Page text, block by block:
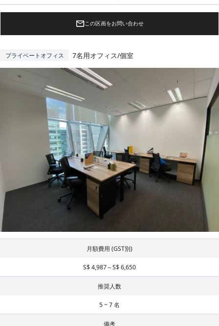
この区画をお問い合わせ
プライベートオフィス 7名用オフィス/個室
月額費用 (GST別)
S$ 4,987～S$ 6,650
推奨人数
5 ~ 7 名
備考